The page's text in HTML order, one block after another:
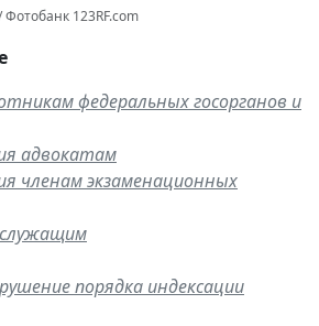
123RF.com
федеральных госорганов и
адвокатам
членам экзаменационных
порядка индексации